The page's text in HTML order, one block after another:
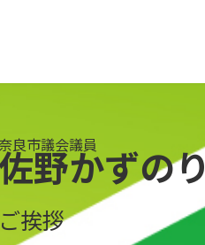
良市議会議員
野かずのり
ご挨拶